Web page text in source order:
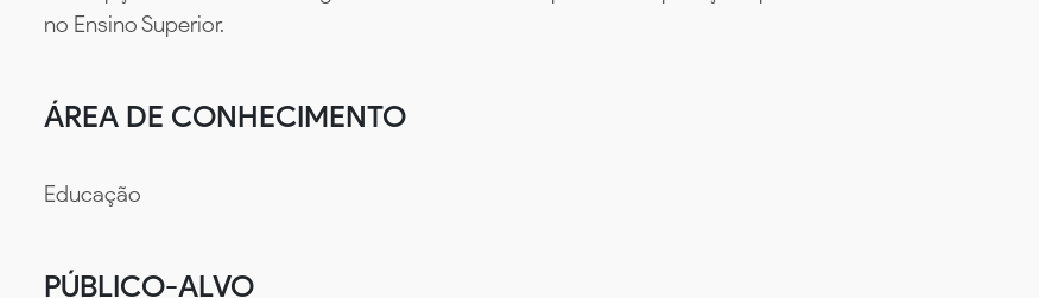
no Ensino Superior.
ÁREA DE CONHECIMENTO
Educação
PÚBLICO-ALVO